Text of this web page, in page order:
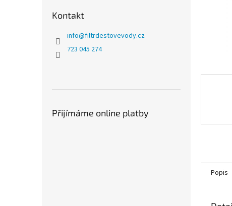
Kontakt
info@filtrdestovevody.cz
723 045 274
Přijímáme online platby
Popis